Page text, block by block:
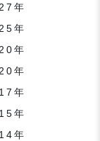
年
年
年
年
年
年
年